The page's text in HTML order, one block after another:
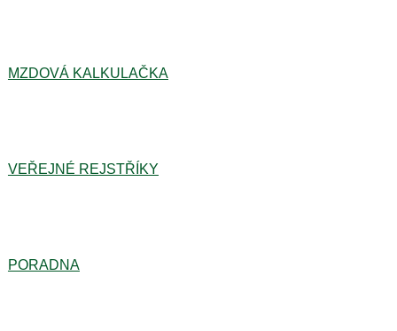
MZDOVÁ KALKULAČKA
VEŘEJNÉ REJSTŘÍKY
PORADNA